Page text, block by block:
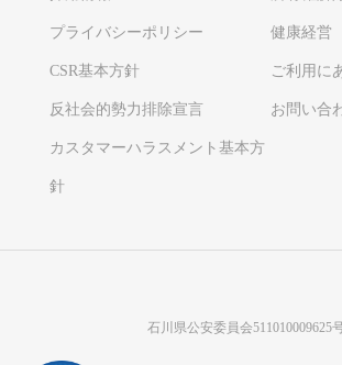
プライバシーポリシー 健康経営
CSR基本方針 ご利用に
反社会的勢力排除宣言 お問い合
カスタマーハラスメント基本方
針
石川県公安委員会511010009625